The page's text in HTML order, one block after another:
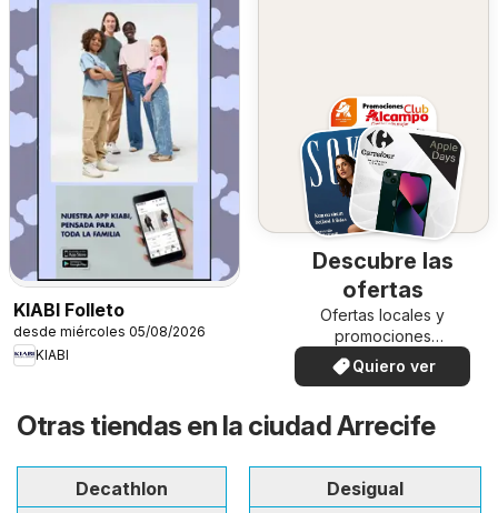
KIABI Folleto
desde miércoles 05/08/2026
KIABI
Descubre las
ofertas
Ofertas locales y
promociones
especiales.
Quiero ver
Otras tiendas en la ciudad Arrecife
Decathlon
Desigual